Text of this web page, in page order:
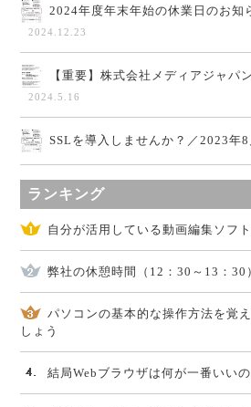
2024年度年末年始の休業日のお知
2024.12.23
【重要】株式会社メディアジャパ
2024.5.16
SSLを導入しませんか？／2023年
ランキング
自分が活用している動画編集ソフ
弊社の休憩時間（12：30～13：30
パソコンの基本的な操作方法を覚
しょう
結局Webブラウザは何が一番いい